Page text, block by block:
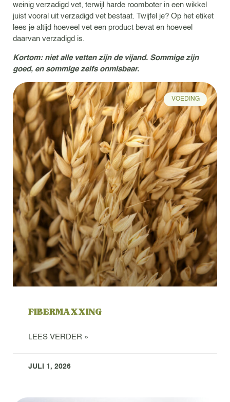
weinig verzadigd vet, terwijl harde roomboter in een wikkel
juist vooral uit verzadigd vet bestaat. Twijfel je? Op het etiket
lees je altijd hoeveel vet een product bevat en hoeveel
daarvan verzadigd is.
Kortom: niet alle vetten zijn de vijand. Sommige zijn
goed, en sommige zelfs onmisbaar.
VOEDING
FIBERMAXXING
LEES VERDER »
JULI 1, 2026